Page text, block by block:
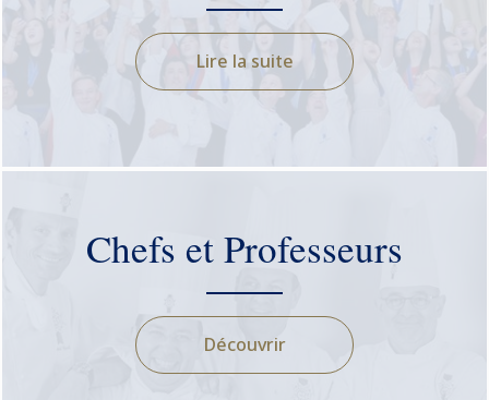
Lire la suite
Chefs et Professeurs
Découvrir